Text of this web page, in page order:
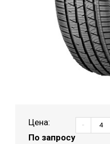
Цена:
По запросу
-